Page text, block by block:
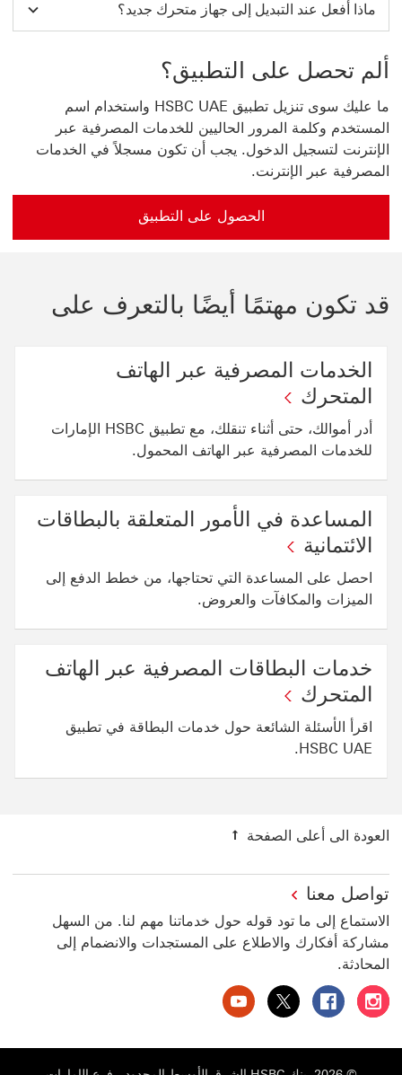
ماذا أفعل عند التبديل إلى جهاز متحرك جديد؟
ألم تحصل على التطبيق؟
ما عليك سوى تنزيل تطبيق HSBC UAE واستخدام اسم
المستخدم وكلمة المرور الحاليين للخدمات المصرفية عبر
الإنترنت لتسجيل الدخول. يجب أن تكون مسجلاً في الخدمات
المصرفية عبر الإنترنت.
الحصول على التطبيق
قد تكون مهتمًا أيضًا بالتعرف على
الخدمات المصرفية عبر الهاتف
المتحرك
أدر أموالك، حتى أثناء تنقلك، مع تطبيق HSBC الإمارات
للخدمات المصرفية عبر الهاتف المحمول.
المساعدة في الأمور المتعلقة بالبطاقات
الائتمانية
احصل على المساعدة التي تحتاجها، من خطط الدفع إلى
الميزات والمكافآت والعروض.
خدمات البطاقات المصرفية عبر الهاتف
المتحرك
اقرأ الأسئلة الشائعة حول خدمات البطاقة في تطبيق
HSBC UAE.
العودة الى أعلى الصفحة
تواصل معنا
الاستماع إلى ما تود قوله حول خدماتنا مهم لنا. من السهل
مشاركة أفكارك والاطلاع على المستجدات والانضمام إلى
المحادثة.
بنك HSBC الإمارات العربية المتحدة على إنستغرام سيتم فتح هذا الرابط في نافذة جديدة
بنك HSBC الإمارات العربية المتحدة على فيسبوك سيتم فتح هذا الرابط في نافذة جديدة بنك HSBC الإمارات العربية المتحدة على تويتر سيتم فتح هذا الرابط في نافذة جديدة بنك HSBC الإمارات العربية المتحدة على يوتيوب سيتم فتح هذا الرابط في نافذة جديدة